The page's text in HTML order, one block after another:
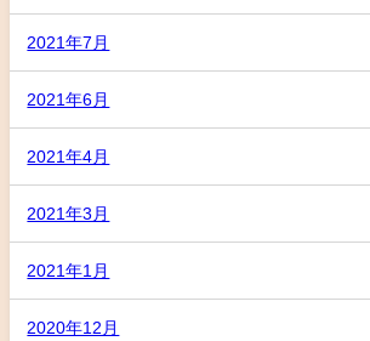
2021年7月
2021年6月
2021年4月
2021年3月
2021年1月
2020年12月